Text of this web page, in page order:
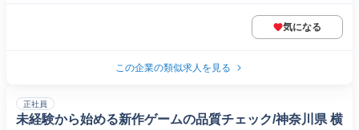
気になる
この企業の類似求人を見る
正社員
未経験から始める新作ゲームの品質チェック/神奈川県 横